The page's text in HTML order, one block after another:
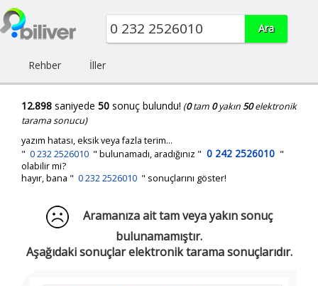
Rehber İller
12.898 saniyede 50 sonuç bulundu! (0tam 0yakın 50elektronik
tarama sonucu)
yazım hatası, eksik veya fazla terim...
" 0 232 2526010 " bulunamadı, aradığınız " 0 242 2526010 "
olabilir mi?
hayır, bana " 0 232 2526010 " sonuçlarını göster!
Aramanıza ait tam veya yakın sonuç
bulunamamıştır.
Aşağıdaki sonuçlar elektronik tarama sonuçlarıdır.